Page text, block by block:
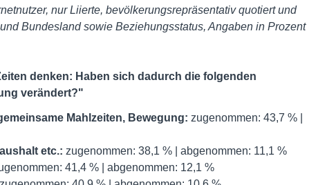
nur Liierte, bevölkerungsrepräsentativ quotiert und
Bundesland sowie Beziehungsstatus, Angaben in Prozent
denken: Haben sich dadurch die folgenden
verändert?"
Mahlzeiten, Bewegung: zugenommen: 43,7 % |
etc.: zugenommen: 38,1 % | abgenommen: 11,1 %
41,4 % | abgenommen: 12,1 %